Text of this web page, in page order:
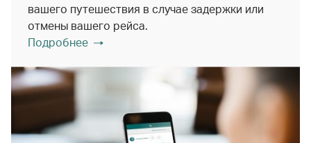
вашего путешествия в случае задержки или
отмены вашего рейса.
Подробнее